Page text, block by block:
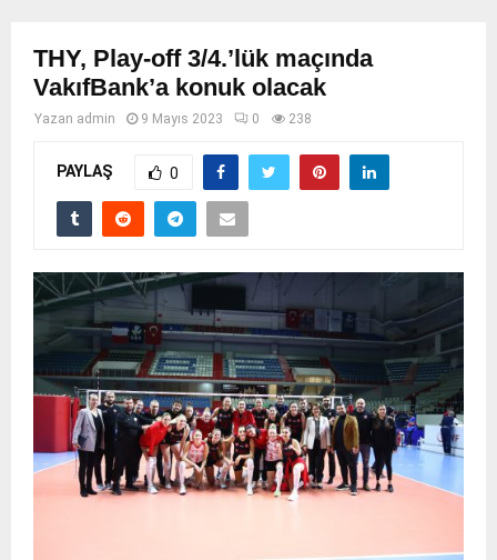
THY, Play-off 3/4.’lük maçında
VakıfBank’a konuk olacak
Yazan admin 9 Mayıs 2023 0 238
PAYLAŞ 0